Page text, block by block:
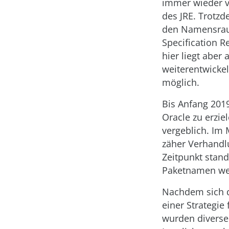
immer wieder
des JRE.
den
Specification
hier liegt aber
möglich.
Bis Anfang
Oracle zu
vergeblich. Im
zäher
Zeitpunkt
Paketnamen
Nachdem sich
einer
wurden